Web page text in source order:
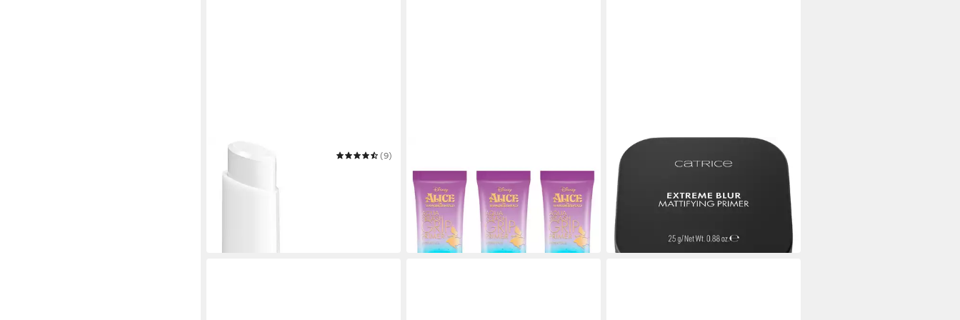
NYX PROFESSIONAL
Primer PORE FILLER TARGETED
(9)
Aqua Splash Grip Primer
12,99 € UVP
14,99 €
(144,33 €/ 1 l)
-13%
in 1-2 Werktagen bei dir
CATRICE
Primer Extreme Blur Mattifying
Primer
3,99 € UVP4,99 €
(159,60 €/ 1 kg)
-20%
in 5-6 Werktagen bei dir